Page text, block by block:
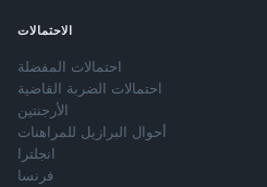
الاحتمالات
احتمالات المفضلة
احتمالات الضربة القاضية
الأرجنتين
أحوال البرازيل للمراهنات
انجلترا
فرنسا